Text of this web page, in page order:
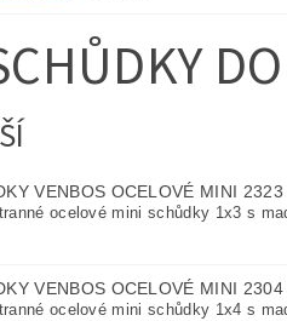
VENBOS OCELOVÉ MINI 2323
ocelové mini schůdky 1x3 s
VENBOS OCELOVÉ MINI
ocelové mini schůdky 1x4 s